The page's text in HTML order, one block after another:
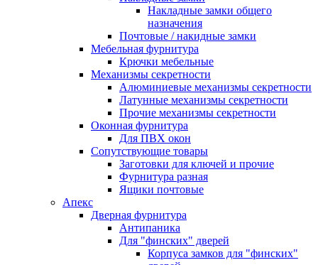
Накладные замки общего
назначения
Почтовые / накидные замки
Мебельная фурнитура
Крючки мебельные
Механизмы секретности
Алюминиевые механизмы секретности
Латунные механизмы секретности
Прочие механизмы секретности
Оконная фурнитура
Для ПВХ окон
Сопутствующие товары
Заготовки для ключей и прочие
Фурнитура разная
Ящики почтовые
Апекс
Дверная фурнитура
Антипаника
Для "финских" дверей
Корпуса замков для "финских"